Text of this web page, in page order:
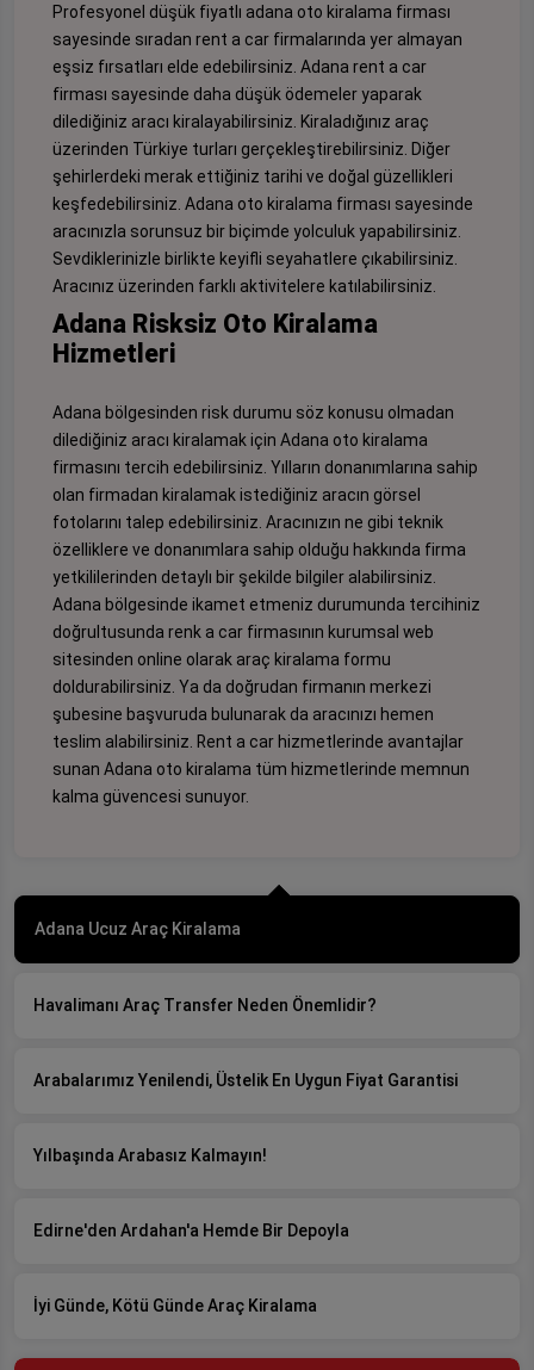
Profesyonel düşük fiyatlı adana oto kiralama firması
sayesinde sıradan rent a car firmalarında yer almayan
eşsiz fırsatları elde edebilirsiniz. Adana rent a car
firması sayesinde daha düşük ödemeler yaparak
dilediğiniz aracı kiralayabilirsiniz. Kiraladığınız araç
üzerinden Türkiye turları gerçekleştirebilirsiniz. Diğer
şehirlerdeki merak ettiğiniz tarihi ve doğal güzellikleri
keşfedebilirsiniz. Adana oto kiralama firması sayesinde
aracınızla sorunsuz bir biçimde yolculuk yapabilirsiniz.
Sevdiklerinizle birlikte keyifli seyahatlere çıkabilirsiniz.
Aracınız üzerinden farklı aktivitelere katılabilirsiniz.
Adana Risksiz Oto Kiralama
Hizmetleri
Adana bölgesinden risk durumu söz konusu olmadan
dilediğiniz aracı kiralamak için Adana oto kiralama
firmasını tercih edebilirsiniz. Yılların donanımlarına sahip
olan firmadan kiralamak istediğiniz aracın görsel
fotolarını talep edebilirsiniz. Aracınızın ne gibi teknik
özelliklere ve donanımlara sahip olduğu hakkında firma
yetkililerinden detaylı bir şekilde bilgiler alabilirsiniz.
Adana bölgesinde ikamet etmeniz durumunda tercihiniz
doğrultusunda renk a car firmasının kurumsal web
sitesinden online olarak araç kiralama formu
doldurabilirsiniz. Ya da doğrudan firmanın merkezi
şubesine başvuruda bulunarak da aracınızı hemen
teslim alabilirsiniz. Rent a car hizmetlerinde avantajlar
sunan Adana oto kiralama tüm hizmetlerinde memnun
kalma güvencesi sunuyor.
Adana Ucuz Araç Kiralama
Havalimanı Araç Transfer Neden Önemlidir?
Arabalarımız Yenilendi, Üstelik En Uygun Fiyat Garantisi
Yılbaşında Arabasız Kalmayın!
Edirne'den Ardahan'a Hemde Bir Depoyla
İyi Günde, Kötü Günde Araç Kiralama